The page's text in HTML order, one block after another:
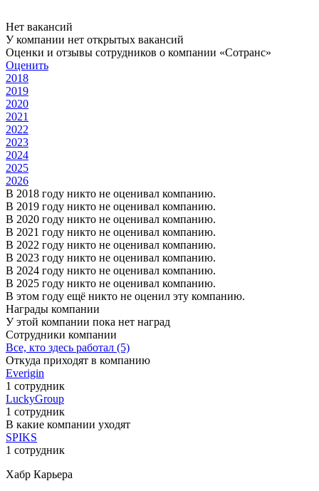
Нет вакансий
У компании нет открытых вакансий
Оценки и отзывы сотрудников о компании «Сотранс»
Оценить
2018
2019
2020
2021
2022
2023
2024
2025
2026
В 2018 году никто не оценивал компанию.
В 2019 году никто не оценивал компанию.
В 2020 году никто не оценивал компанию.
В 2021 году никто не оценивал компанию.
В 2022 году никто не оценивал компанию.
В 2023 году никто не оценивал компанию.
В 2024 году никто не оценивал компанию.
В 2025 году никто не оценивал компанию.
В этом году ещё никто не оценил эту компанию.
Награды компании
У этой компании пока нет наград
Сотрудники компании
Все, кто здесь работал (5)
Откуда приходят в компанию
Everigin
1 сотрудник
LuckyGroup
1 сотрудник
В какие компании уходят
SPIKS
1 сотрудник
Хабр Карьера